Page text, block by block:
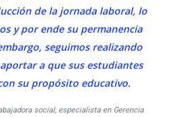
de la jornada laboral, lo
y por ende su permanencia
seguimos realizando
a que sus estudiantes
su propósito educativo.
social, especialista en Gerencia